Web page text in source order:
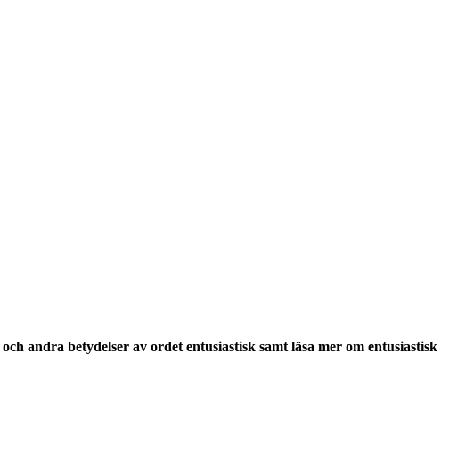
och andra betydelser av ordet entusiastisk samt läsa mer om entusiastisk